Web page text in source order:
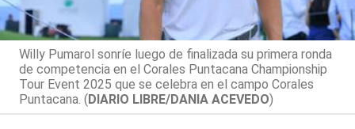
Willy Pumarol sonríe luego de finalizada su primera ronda
de competencia en el Corales Puntacana Championship
Tour Event 2025 que se celebra en el campo Corales
Puntacana. (DIARIO LIBRE/DANIA ACEVEDO)